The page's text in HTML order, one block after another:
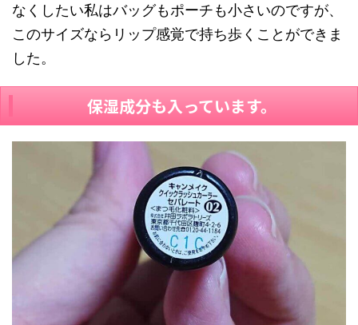
なくしたい私はバッグもポーチも小さいのですが、
このサイズならリップ感覚で持ち歩くことができま
した。
保湿成分も入っています。